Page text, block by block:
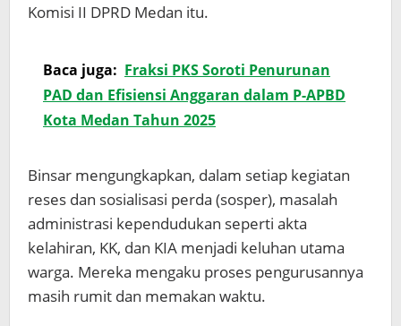
Komisi II DPRD Medan itu.
Baca juga: Fraksi PKS Soroti Penurunan
PAD dan Efisiensi Anggaran dalam P-APBD
Kota Medan Tahun 2025
Binsar mengungkapkan, dalam setiap kegiatan
reses dan sosialisasi perda (sosper), masalah
administrasi kependudukan seperti akta
kelahiran, KK, dan KIA menjadi keluhan utama
warga. Mereka mengaku proses pengurusannya
masih rumit dan memakan waktu.